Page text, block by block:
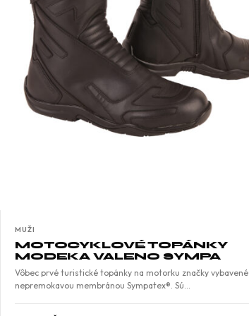
MUŽI
MOTOCYKLOVÉ TOPÁNKY
MODEKA VALENO SYMPA
Vôbec prvé turistické topánky na motorku značky vybavené
nepremokavou membránou Sympatex®. Sú…